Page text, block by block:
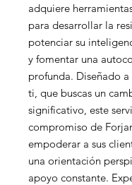
adquiere
para desarrollar la
potenciar su
y fomentar una
profunda. Diseñado
ti, que buscas un
significativo, este
compromiso de
empoderar a sus
una orientación
apoyo constante.